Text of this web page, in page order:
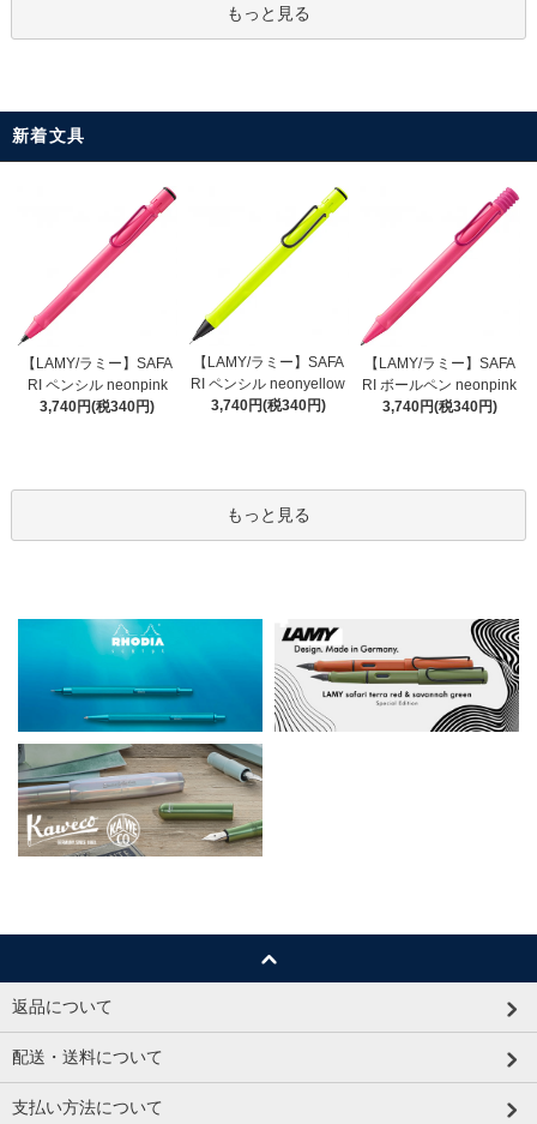
もっと見る
新着文具
【LAMY/ラミー】SAFA
RI ペンシル neonpink
3,740円(税340円)
【LAMY/ラミー】SAFA
RI ペンシル neonyellow
3,740円(税340円)
【LAMY/ラミー】SAFA
RI ボールペン neonpink
3,740円(税340円)
もっと見る
返品について
配送・送料について
支払い方法について